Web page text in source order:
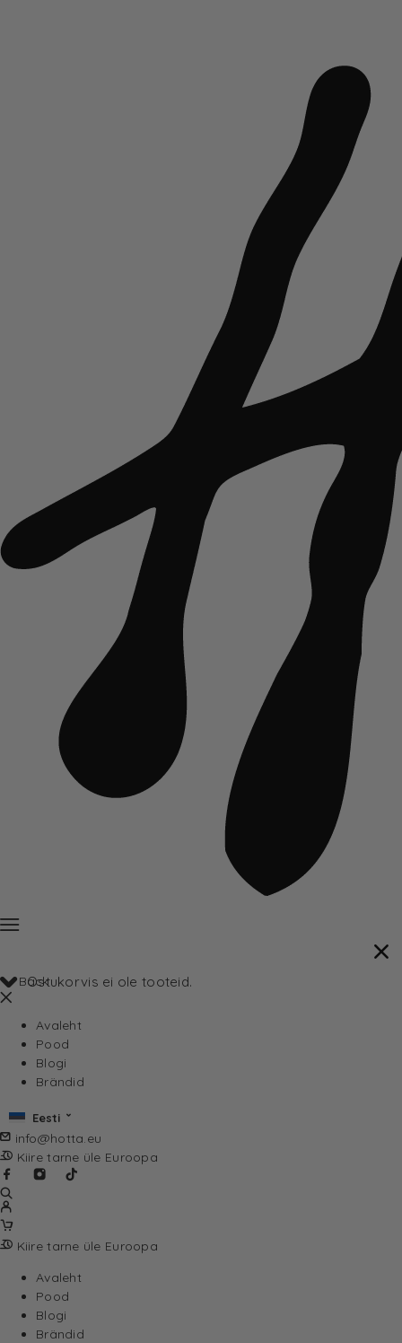
Ostukorvis ei ole tooteid.
Back
Avaleht
Pood
Blogi
Brändid
Eesti
info@hotta.eu
Kiire tarne üle Euroopa
Kiire tarne üle Euroopa
Avaleht
Pood
Blogi
Brändid